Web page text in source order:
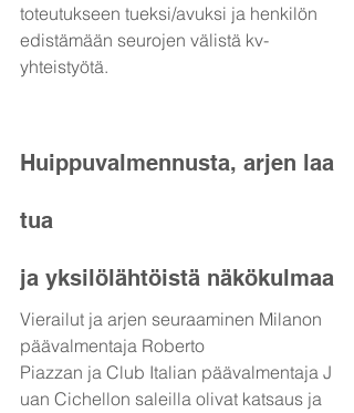
toteutukseen tueksi/avuksi ja henkilön
edistämään seurojen välistä kv-
yhteistyötä.
Huippuvalmennusta, arjen laa
tua
ja yksilölähtöistä näkökulmaa
Vierailut ja arjen seuraaminen Milanon
päävalmentaja Roberto
Piazzan ja Club Italian päävalmentaja J
uan Cichellon saleilla olivat katsaus ja